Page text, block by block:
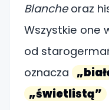
Blancheoraz
Wszystkie one
od
oznacza
„świetlistą”